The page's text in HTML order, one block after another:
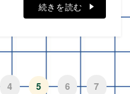
続きを読む
4 5 6 7